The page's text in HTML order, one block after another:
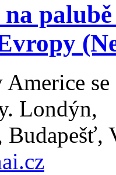
Americe
Londýn,